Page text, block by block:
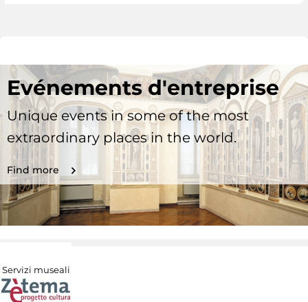
Evénements d'entreprise
Unique events in some of the most
extraordinary places in the world.
Find more
Servizi museali